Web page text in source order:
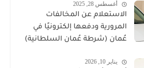
أغسطس 28, 2025
الاستعلام عن المخالفات
المرورية ودفعها إلكترونيًا في
عُمان (شرطة عُمان السلطانية)
يناير 10, 2026